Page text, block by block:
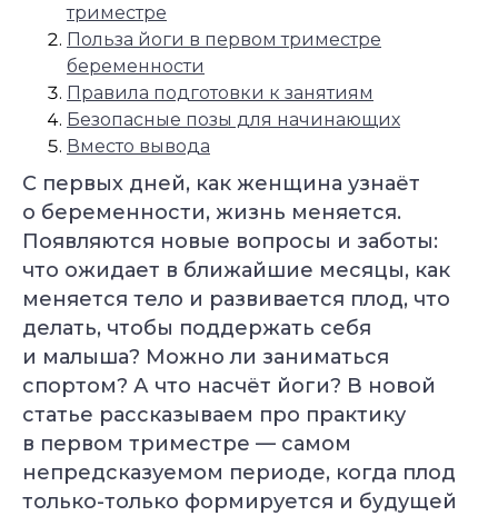
триместре
Польза йоги в первом триместре
беременности
Правила подготовки к занятиям
Безопасные позы для начинающих
Вместо вывода
С первых дней, как женщина узнаёт
о беременности, жизнь меняется.
Появляются новые вопросы и заботы:
что ожидает в ближайшие месяцы, как
меняется тело и развивается плод, что
делать, чтобы поддержать себя
и малыша? Можно ли заниматься
спортом? А что насчёт йоги? В новой
статье рассказываем про практику
в первом триместре — самом
непредсказуемом периоде, когда плод
только-только формируется и будущей